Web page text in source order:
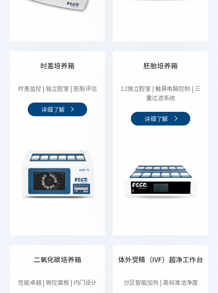
时差培养箱
时差监控 | 独立腔室 | 胚胎评估
详细了解
胚胎培养箱
12独立腔室 | 触屏电脑控制 | 三
重过滤系统
详细了解
二氧化碳培养箱
性能卓越 | 微控面板 | 内门设计
体外受精（IVF）超净工作台
分区智能加热 | 高标准洁净度